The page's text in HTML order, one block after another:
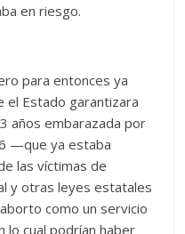
en riesgo.
para entonces ya
el Estado garantizara
años embarazada por
—que ya estaba
las víctimas de
y otras leyes estatales
como un servicio
lo cual podrían haber